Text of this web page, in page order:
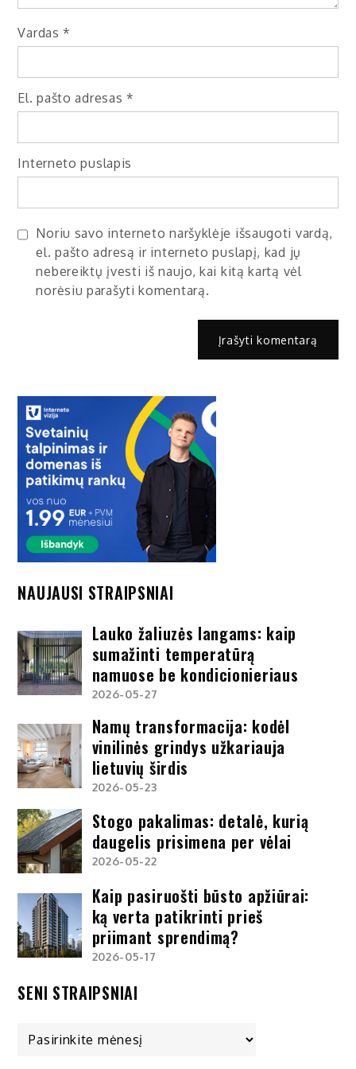
Vardas *
El. pašto adresas *
Interneto puslapis
Noriu savo interneto naršyklėje išsaugoti vardą,
el. pašto adresą ir interneto puslapį, kad jų
nebereiktų įvesti iš naujo, kai kitą kartą vėl
norėsiu parašyti komentarą.
NAUJAUSI STRAIPSNIAI
Lauko žaliuzės langams: kaip
sumažinti temperatūrą
namuose be kondicionieriaus
2026-05-27
Namų transformacija: kodėl
vinilinės grindys užkariauja
lietuvių širdis
2026-05-23
Stogo pakalimas: detalė, kurią
daugelis prisimena per vėlai
2026-05-22
Kaip pasiruošti būsto apžiūrai:
ką verta patikrinti prieš
priimant sprendimą?
2026-05-17
SENI STRAIPSNIAI